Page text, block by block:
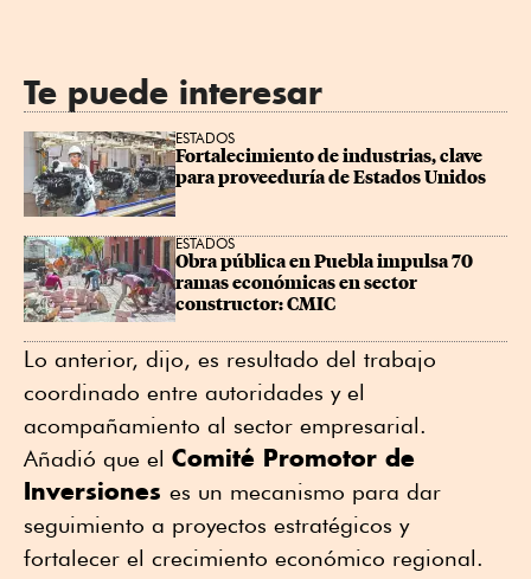
Te puede interesar
ESTADOS
Fortalecimiento de industrias, clave
para proveeduría de Estados Unidos
ESTADOS
Obra pública en Puebla impulsa 70
ramas económicas en sector
constructor: CMIC
Lo anterior, dijo, es resultado del trabajo
coordinado entre autoridades y el
acompañamiento al sector empresarial.
Añadió que el Comité Promotor de
Inversiones es un mecanismo para dar
seguimiento a proyectos estratégicos y
fortalecer el crecimiento económico regional.